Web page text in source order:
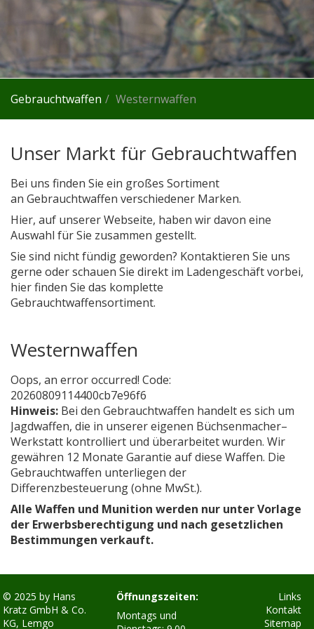
Gebrauchtwaffen Westernwaffen
Unser Markt für Gebrauchtwaffen
Bei uns finden Sie ein großes Sortiment
an Gebrauchtwaffen verschiedener Marken.
Hier, auf unserer Webseite, haben wir davon eine
Auswahl für Sie zusammen gestellt.
Sie sind nicht fündig geworden? Kontaktieren Sie uns
gerne oder schauen Sie direkt im Ladengeschäft vorbei,
hier finden Sie das komplette
Gebrauchtwaffensortiment.
Westernwaffen
Oops, an error occurred! Code:
20260809114400cb7e96f6
Hinweis: Bei den Gebrauchtwaffen handelt es sich um
Jagdwaffen, die in unserer eigenen Büchsenmacher–
Werkstatt kontrolliert und überarbeitet wurden. Wir
gewähren 12 Monate Garantie auf diese Waffen. Die
Gebrauchtwaffen unterliegen der
Differenzbesteuerung (ohne MwSt.).
Alle Waffen und Munition werden nur unter Vorlage
der Erwerbsberechtigung und nach gesetzlichen
Bestimmungen verkauft.
© 2025 by Hans
Kratz GmbH & Co.
KG, Lemgo
Öffnungszeiten:
Montags und
Links
Kontakt
Sitemap